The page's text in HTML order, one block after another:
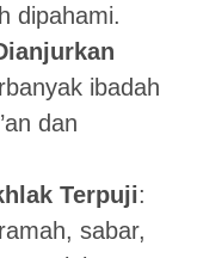
dipahami.
ibadah
dan
Terpuji:
sabar,